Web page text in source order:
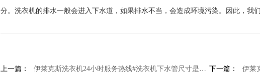
分。洗衣机的排水一般会进入下水道，如果排水不当，会造成环境污染。因此，我
上一篇： 伊莱克斯洗衣机24小时服务热线#洗衣机下水管尺寸是多少 下一篇： 伊莱克